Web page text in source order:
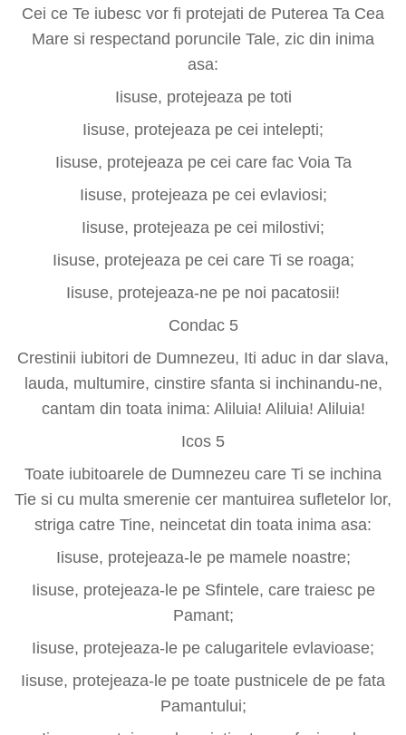
Cei ce Te iubesc vor fi protejati de Puterea Ta Cea
Mare si respectand poruncile Tale, zic din inima
asa:
Iisuse, protejeaza pe toti
Iisuse, protejeaza pe cei intelepti;
Iisuse, protejeaza pe cei care fac Voia Ta
Iisuse, protejeaza pe cei evlaviosi;
Iisuse, protejeaza pe cei milostivi;
Iisuse, protejeaza pe cei care Ti se roaga;
Iisuse, protejeaza-ne pe noi pacatosii!
Condac 5
Crestinii iubitori de Dumnezeu, Iti aduc in dar slava,
lauda, multumire, cinstire sfanta si inchinandu-ne,
cantam din toata inima: Aliluia! Aliluia! Aliluia!
Icos 5
Toate iubitoarele de Dumnezeu care Ti se inchina
Tie si cu multa smerenie cer mantuirea sufletelor lor,
striga catre Tine, neincetat din toata inima asa:
Iisuse, protejeaza-le pe mamele noastre;
Iisuse, protejeaza-le pe Sfintele, care traiesc pe
Pamant;
Iisuse, protejeaza-le pe calugaritele evlavioase;
Iisuse, protejeaza-le pe toate pustnicele de pe fata
Pamantului;